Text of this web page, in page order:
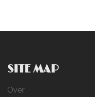
SITE MAP
Over